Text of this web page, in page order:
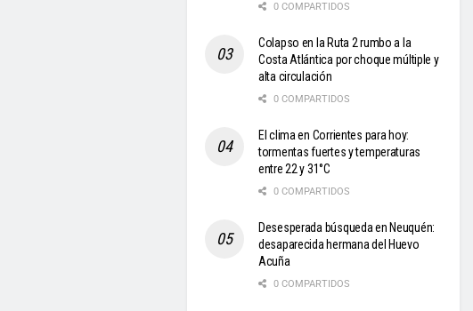
0 COMPARTIDOS
Colapso en la Ruta 2 rumbo a la
Costa Atlántica por choque múltiple y
alta circulación
0 COMPARTIDOS
El clima en Corrientes para hoy:
tormentas fuertes y temperaturas
entre 22 y 31°C
0 COMPARTIDOS
Desesperada búsqueda en Neuquén:
desaparecida hermana del Huevo
Acuña
0 COMPARTIDOS